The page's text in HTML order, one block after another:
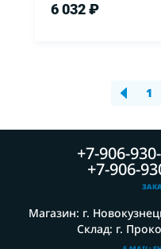
6 032 ₽
1
+7-906-
+7-906-
Магазин: г.
Склад: г.